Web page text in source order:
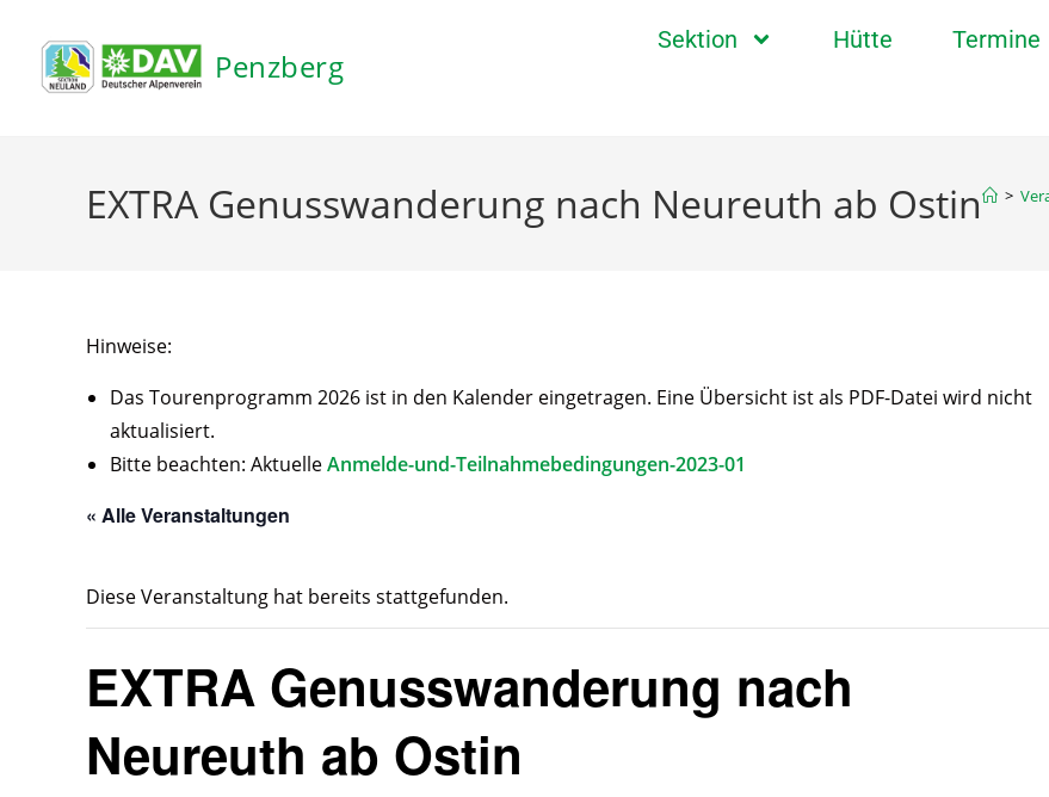
Penzberg
Sektion Hütte Termine
EXTRA Genusswanderung nach Neureuth ab Ostin >
Hinweise:
Das Tourenprogramm 2026 ist in den Kalender eingetragen. Eine Übersicht ist als PDF-Datei wird nicht
aktualisiert.
Bitte beachten: AktuelleAnmelde-und-Teilnahmebedingungen-2023-01
« Alle Veranstaltungen
Diese Veranstaltung hat bereits stattgefunden.
EXTRA Genusswanderung nach
Neureuth ab Ostin